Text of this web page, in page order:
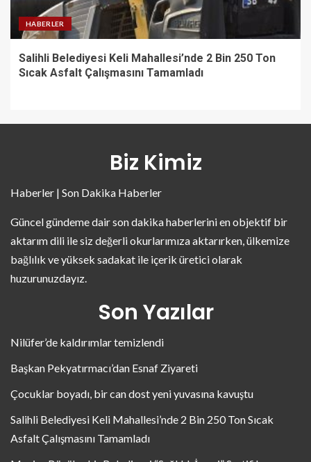
HABERLER
Salihli Belediyesi Keli Mahallesi’nde 2 Bin 250 Ton
Sıcak Asfalt Çalışmasını Tamamladı
Biz Kimiz
Haberler | Son Dakika Haberler
Güncel gündeme dair son dakika haberlerini en objektif bir
aktarım dili ile siz değerli okurlarımıza aktarırken, ülkemize
bağlılık ve yüksek sadakat ile içerik üretici olarak
huzurunuzdayız.
Son Yazılar
Nilüfer’de kaldırımlar temizlendi
Başkan Pekyatırmacı’dan Esnaf Ziyareti
Çocuklar boyadı, bir can dost yeni yuvasına kavuştu
Salihli Belediyesi Keli Mahallesi’nde 2 Bin 250 Ton Sıcak
Asfalt Çalışmasını Tamamladı